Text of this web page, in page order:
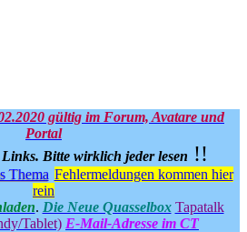
gültig im Forum, Avatare und
Portal
Bitte wirklich jeder lesen !!
Thema Fehlermeldungen kommen hier
rein
. Die Neue Quasselbox Tapatalk
Tablet) E-Mail-Adresse im CT